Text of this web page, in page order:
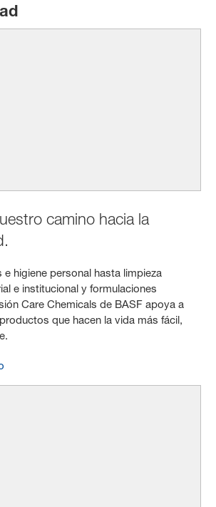
camino hacia la
higiene personal hasta limpieza
e institucional y formulaciones
Care Chemicals de BASF apoya a
que hacen la vida más fácil,